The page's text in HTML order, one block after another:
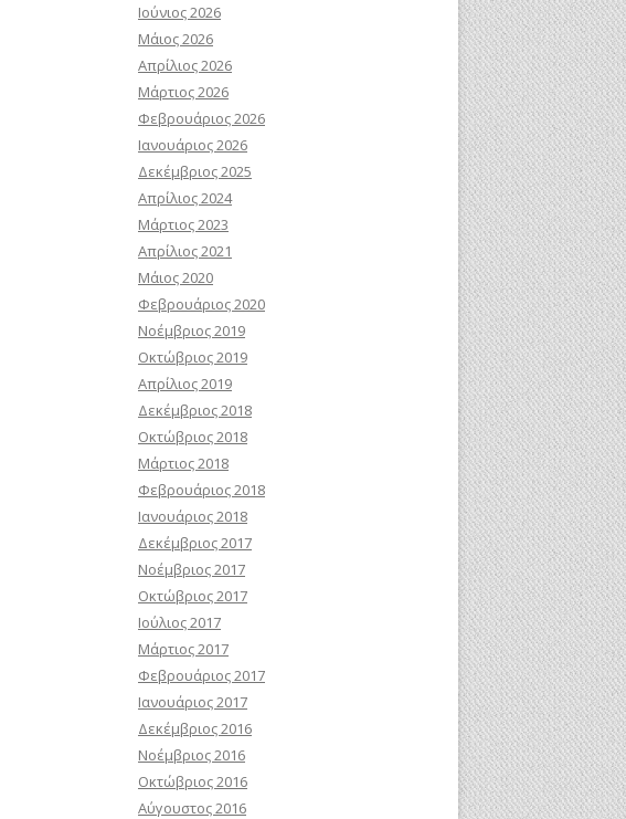
Ιούνιος 2026
Μάιος 2026
Απρίλιος 2026
Μάρτιος 2026
Φεβρουάριος 2026
Ιανουάριος 2026
Δεκέμβριος 2025
Απρίλιος 2024
Μάρτιος 2023
Απρίλιος 2021
Μάιος 2020
Φεβρουάριος 2020
Νοέμβριος 2019
Οκτώβριος 2019
Απρίλιος 2019
Δεκέμβριος 2018
Οκτώβριος 2018
Μάρτιος 2018
Φεβρουάριος 2018
Ιανουάριος 2018
Δεκέμβριος 2017
Νοέμβριος 2017
Οκτώβριος 2017
Ιούλιος 2017
Μάρτιος 2017
Φεβρουάριος 2017
Ιανουάριος 2017
Δεκέμβριος 2016
Νοέμβριος 2016
Οκτώβριος 2016
Αύγουστος 2016